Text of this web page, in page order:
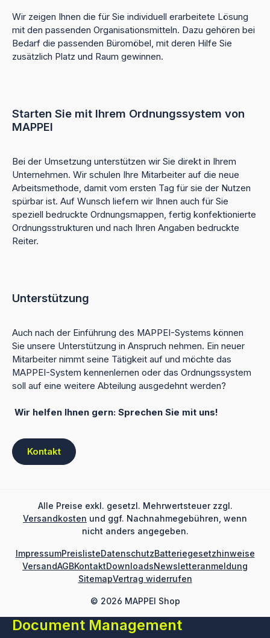
Wir zeigen Ihnen die für Sie individuell erarbeitete Lösung
mit den passenden Organisationsmitteln. Dazu gehören bei
Bedarf die passenden Büromöbel, mit deren Hilfe Sie
zusätzlich Platz und Raum gewinnen.
Starten Sie mit Ihrem Ordnungssystem von
MAPPEI
Bei der Umsetzung unterstützen wir Sie direkt in Ihrem
Unternehmen. Wir schulen Ihre Mitarbeiter auf die neue
Arbeitsmethode, damit vom ersten Tag für sie der Nutzen
spürbar ist. Auf Wunsch liefern wir Ihnen auch für Sie
speziell bedruckte Ordnungsmappen, fertig konfektionierte
Ordnungsstrukturen und nach Ihren Angaben bedruckte
Reiter.
Unterstützung
Auch nach der Einführung des MAPPEI-Systems können
Sie unsere Unterstützung in Anspruch nehmen. Ein neuer
Mitarbeiter nimmt seine Tätigkeit auf und möchte das
MAPPEI-System kennenlernen oder das Ordnungssystem
soll auf eine weitere Abteilung ausgedehnt werden?
Wir helfen Ihnen gern: Sprechen Sie mit uns!
Kontakt
Alle Preise exkl. gesetzl. Mehrwertsteuer zzgl.
Versandkosten und ggf. Nachnahmegebühren, wenn
nicht anders angegeben.
© 2026 MAPPEI Shop
ImpressumPreislisteDatenschutzBatteriegesetzhinweise
VersandAGBKontaktDownloadsNewsletteranmeldung
SitemapVertrag widerrufen
Document Management